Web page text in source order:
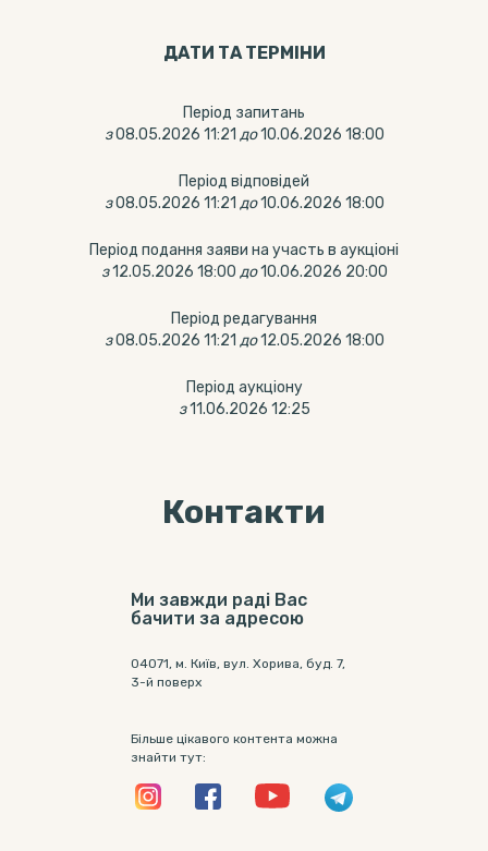
ДАТИ ТА ТЕРМIНИ
Період запитань
з 08.05.2026 11:21 до 10.06.2026 18:00
Період відповідей
з 08.05.2026 11:21 до 10.06.2026 18:00
Період подання заяви на участь в аукціоні
з 12.05.2026 18:00 до 10.06.2026 20:00
Період редагування
з 08.05.2026 11:21 до 12.05.2026 18:00
Період аукціону
з 11.06.2026 12:25
Контакти
Ми завжди раді Вас
бачити за адресою
04071, м. Київ, вул. Хорива, буд. 7,
3-й поверх
Більше цікавого контента можна
знайти тут: